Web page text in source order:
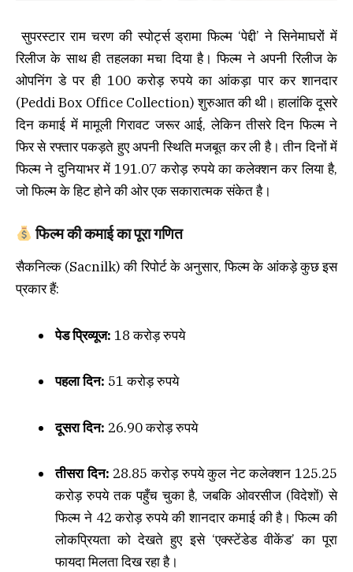
सुपरस्टार राम चरण की स्पोर्ट्स ड्रामा फिल्म ‘पेद्दी’ ने सिनेमाघरों में
रिलीज के साथ ही तहलका मचा दिया है। फिल्म ने अपनी रिलीज के
ओपनिंग डे पर ही 100 करोड़ रुपये का आंकड़ा पार कर शानदार
(Peddi Box Office Collection) शुरुआत की थी। हालांकि दूसरे
दिन कमाई में मामूली गिरावट जरूर आई, लेकिन तीसरे दिन फिल्म ने
फिर से रफ्तार पकड़ते हुए अपनी स्थिति मजबूत कर ली है। तीन दिनों में
फिल्म ने दुनियाभर में 191.07 करोड़ रुपये का कलेक्शन कर लिया है,
जो फिल्म के हिट होने की ओर एक सकारात्मक संकेत है।
फिल्म की कमाई का पूरा गणित
सैकनिल्क (Sacnilk) की रिपोर्ट के अनुसार, फिल्म के आंकड़े कुछ इस
प्रकार हैं:
पेड प्रिव्यूज: 18 करोड़ रुपये
पहला दिन: 51 करोड़ रुपये
दूसरा दिन: 26.90 करोड़ रुपये
तीसरा दिन: 28.85 करोड़ रुपये कुल नेट कलेक्शन 125.25
करोड़ रुपये तक पहुँच चुका है, जबकि ओवरसीज (विदेशों) से
फिल्म ने 42 करोड़ रुपये की शानदार कमाई की है। फिल्म की
लोकप्रियता को देखते हुए इसे ‘एक्स्टेंडेड वीकेंड’ का पूरा
फायदा मिलता दिख रहा है।